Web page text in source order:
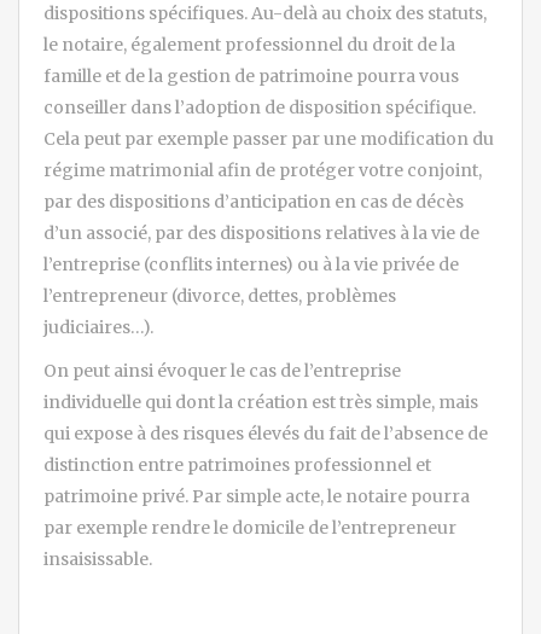
dispositions spécifiques. Au-delà au choix des statuts,
le notaire, également professionnel du droit de la
famille et de la gestion de patrimoine pourra vous
conseiller dans l’adoption de disposition spécifique.
Cela peut par exemple passer par une modification du
régime matrimonial afin de protéger votre conjoint,
par des dispositions d’anticipation en cas de décès
d’un associé, par des dispositions relatives à la vie de
l’entreprise (conflits internes) ou à la vie privée de
l’entrepreneur (divorce, dettes, problèmes
judiciaires…).
On peut ainsi évoquer le cas de l’entreprise
individuelle qui dont la création est très simple, mais
qui expose à des risques élevés du fait de l’absence de
distinction entre patrimoines professionnel et
patrimoine privé. Par simple acte, le notaire pourra
par exemple rendre le domicile de l’entrepreneur
insaisissable.